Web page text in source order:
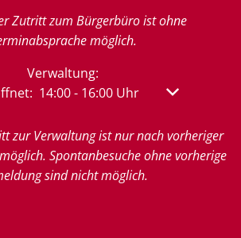
Zutritt zum Bürgerbüro ist ohne
möglich.
Verwaltung:
weitere Öffnungs- oder
14:00- 16:00Uhr Von 14:00
zur Verwaltung ist nur nach vorheriger
Spontanbesuche ohne vorherige
sind nicht möglich.